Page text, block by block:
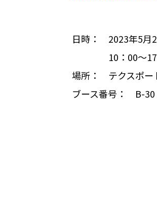
日時： 2023年5月
10 ： 00～17
場所： テクスポー
ブース番号： B-30